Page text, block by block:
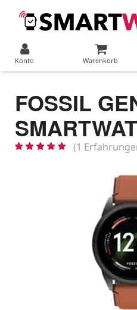
Konto Warenkorb
FOSSIL
(1